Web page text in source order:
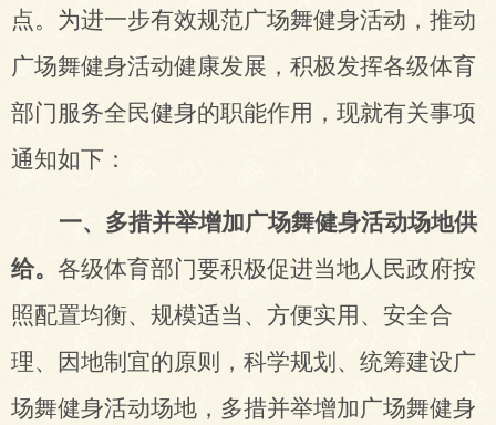
点。为进一步有效规范广场舞健身活动，推动
广场舞健身活动健康发展， 积极发挥各级体育
部门服务全民健身的职能作用， 现就有关事项
通知如下：
一、多措并举增加广场舞健身活动场地供
给。 各级体育部门要积极促进当地人民政府按
照配置均衡、规模适当、方便实用、安全合
理、因地制宜的原则，科学规划、统筹建设广
场舞健身活动场地，多措并举增加广场舞健身